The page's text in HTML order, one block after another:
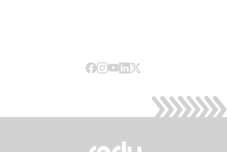
Facebook
Instagram
Youtube
LinkedIn